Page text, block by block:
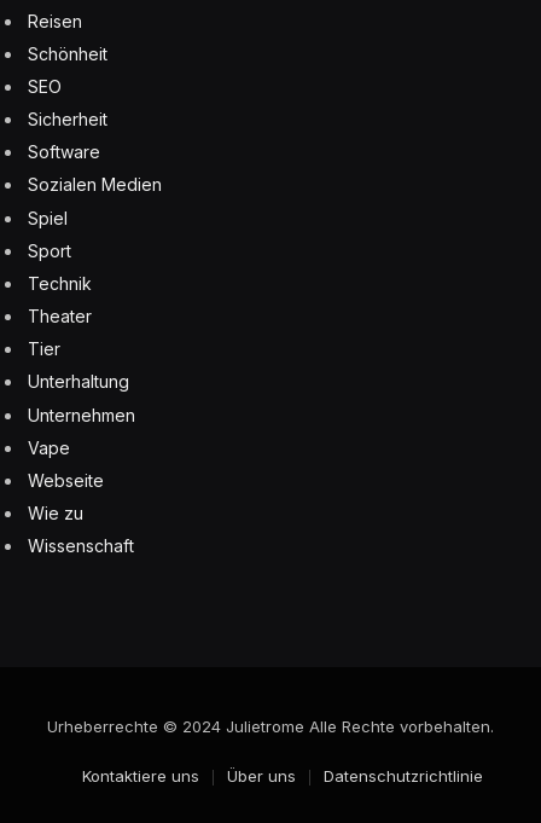
Reisen
Schönheit
SEO
Sicherheit
Software
Sozialen Medien
Spiel
Sport
Technik
Theater
Tier
Unterhaltung
Unternehmen
Vape
Webseite
Wie zu
Wissenschaft
Urheberrechte © 2024 Julietrome Alle Rechte vorbehalten.
Kontaktiere uns Über uns Datenschutzrichtlinie